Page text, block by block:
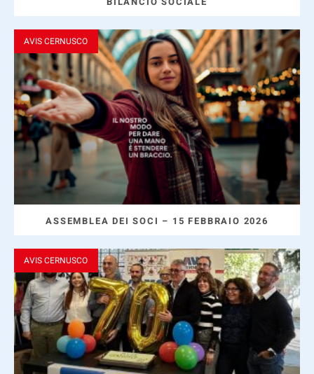
AVIS CERNUSCO
ASSEMBLEA DEI SOCI – 15 FEBBRAIO 2026
AVIS CERNUSCO